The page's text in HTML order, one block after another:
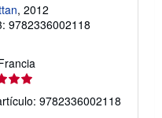
, 2012
9782336002118
9782336002118